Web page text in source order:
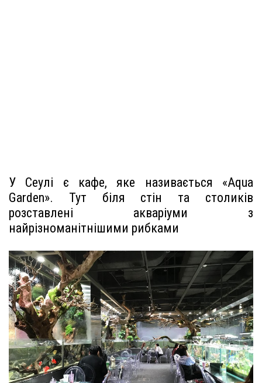
У Сеулі є кафе, яке називається «Aqua
Garden». Тут біля стін та столиків
розставлені акваріуми з
найрізноманітнішими рибками